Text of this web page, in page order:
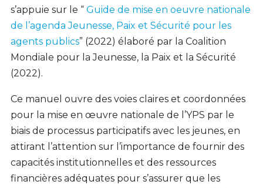
s’appuie sur le “Guide de mise en oeuvre nationale
de l’agenda Jeunesse, Paix et Sécurité pour les
agents publics” (2022) élaboré par la Coalition
Mondiale pour la Jeunesse, la Paix et la Sécurité
(2022).
Ce manuel ouvre des voies claires et coordonnées
pour la mise en œuvre nationale de l’YPS par le
biais de processus participatifs avec les jeunes, en
attirant l’attention sur l’importance de fournir des
capacités institutionnelles et des ressources
financières adéquates pour s’assurer que les